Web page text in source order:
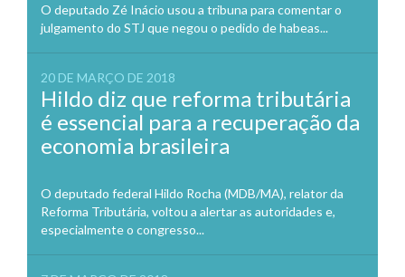
O deputado Zé Inácio usou a tribuna para comentar o
julgamento do STJ que negou o pedido de habeas...
20 DE MARÇO DE 2018
Hildo diz que reforma tributária
é essencial para a recuperação da
economia brasileira
O deputado federal Hildo Rocha (MDB/MA), relator da
Reforma Tributária, voltou a alertar as autoridades e,
especialmente o congresso...